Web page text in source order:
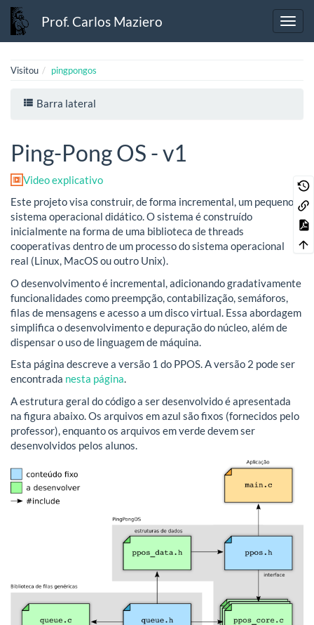
Prof. Carlos Maziero
Visitou pingpongos
Barra lateral
Ping-Pong OS - v1
Video explicativo
Este projeto visa construir, de forma incremental, um pequeno
sistema operacional didático. O sistema é construído
inicialmente na forma de uma biblioteca de threads
cooperativas dentro de um processo do sistema operacional
real (Linux, MacOS ou outro Unix).
O desenvolvimento é incremental, adicionando gradativamente
funcionalidades como preempção, contabilização, semáforos,
filas de mensagens e acesso a um disco virtual. Essa abordagem
simplifica o desenvolvimento e depuração do núcleo, além de
dispensar o uso de linguagem de máquina.
Esta página descreve a versão 1 do PPOS. A versão 2 pode ser
encontrada nesta página.
A estrutura geral do código a ser desenvolvido é apresentada
na figura abaixo. Os arquivos em azul são fixos (fornecidos pelo
professor), enquanto os arquivos em verde devem ser
desenvolvidos pelos alunos.